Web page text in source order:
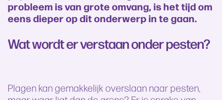
probleem is van grote omvang, is het tijd om
eens dieper op dit onderwerp in te gaan.
Wat wordt er verstaan onder pesten?
Plagen kan gemakkelijk overslaan naar pesten,